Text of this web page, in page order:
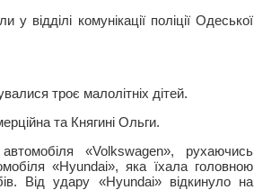
відділі комунікації поліції Одеської
троє малолітніх дітей.
та Княгині Ольги.
«Volkswagen», рухаючись
«Hyundai», яка їхала головною
Від удару «Hyundai» відкинуло на